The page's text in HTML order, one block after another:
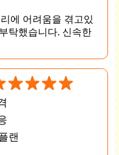
에 어려움을 겪고있
탁했습니다. 신속한
랜